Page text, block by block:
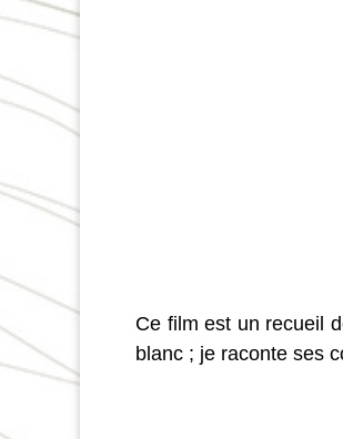
Ce film est un recueil
blanc ; je raconte ses